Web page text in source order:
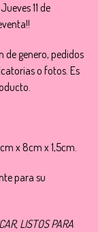
11 de
genero, pedidos
o fotos. Es
x 8cm x 1,5cm.
para su
LISTOS PARA